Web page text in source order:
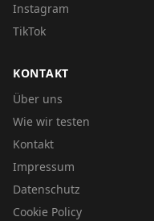
Instagram
TikTok
KONTAKT
Über uns
Wie wir testen
Kontakt
Impressum
Datenschutz
Cookie Policy